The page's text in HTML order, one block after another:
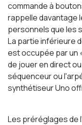
commande à
rappelle davantage
personnels que les
La partie inférieure
est occupée par un
de jouer en direct
séquenceur ou
synthétiseur Uno
Les préréglages de